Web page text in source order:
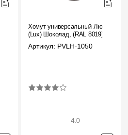
Хомут универсальный Люкс
(Lux) Шоколад, (RAL 8019)
Артикул: PVLH-1050
4.0